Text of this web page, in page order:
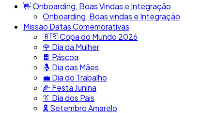
👋​ Onboarding, Boas Vindas e Integração
Onboarding, Boas vindas e Integração
Missão Datas Comemorativas
🇧🇷​ Copa do Mundo 2026
🌹 Dia da Mulher
🍫​ Páscoa
🤱​ Dia das Mães
💼​ Dia do Trabalho
🌽 Festa Junina
👔​ Dia dos Pais
🎗️​​ Setembro Amarelo